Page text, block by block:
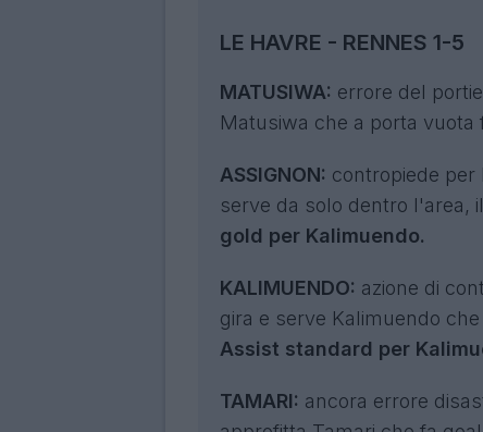
LE HAVRE - RENNES 1-5
MATUSIWA: errore del
Matusiwa che a porta vuota
ASSIGNON: contropiede per
serve da solo dentro l'area,
gold per Kalimuendo.
KALIMUENDO: azione di
gira e serve Kalimuendo
Assist standard per
TAMARI: ancora errore